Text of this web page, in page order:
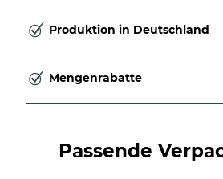
Produktion in Deutschland
Mengenrabatte
Passende